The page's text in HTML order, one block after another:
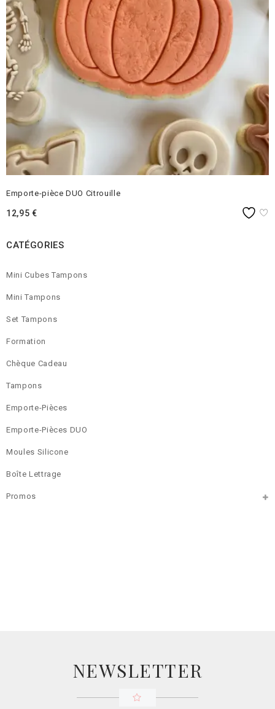
CATÉGORIES
Mini Cubes Tampons
Mini Tampons
Set Tampons
Formation
Chèque Cadeau
Tampons
Emporte-Pièces
Emporte-Pièces DUO
Moules Silicone
Boîte Lettrage
Promos
Emporte-pièce DUO Citrouille
12,95 €
NEWSLETTER